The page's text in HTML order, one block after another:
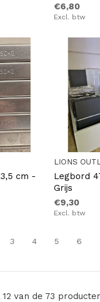
€6,80
Excl. btw
cm -
LIONS
Legbord
Grijs
€9,30
Excl. btw
3 4 5 6
van de 73